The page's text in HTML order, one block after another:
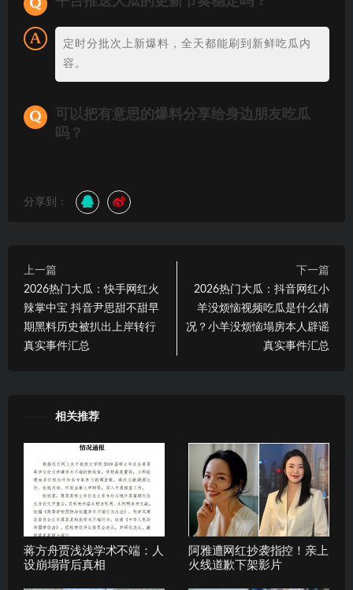
定时分批次上新爆料，全天都能刷到新鲜吃瓜内
容。
可以把有意思的爆料分享给身边朋友吃瓜
吗？
分享到：
上一篇
2026热门大瓜：快手网红火
辣掌中宝 抖音尹思甜不甜早
期黑料历史被扒出上岸转行
真实事件汇总
下一篇
2026热门大瓜：抖音网红小
羊没烦恼视频吃瓜是什么情
况？小羊没烦恼塌房本人辟谣
真实事件汇总
相关推荐
蒋方舟贾浅浅学术不端：人
设崩塌背后真相
阿雅遭网红抄袭指控！亲上
火线道歉下架影片